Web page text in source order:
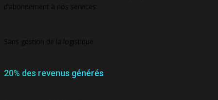
d’abonnement à nos services:
Sans gestion de la logistique
20% des revenus générés